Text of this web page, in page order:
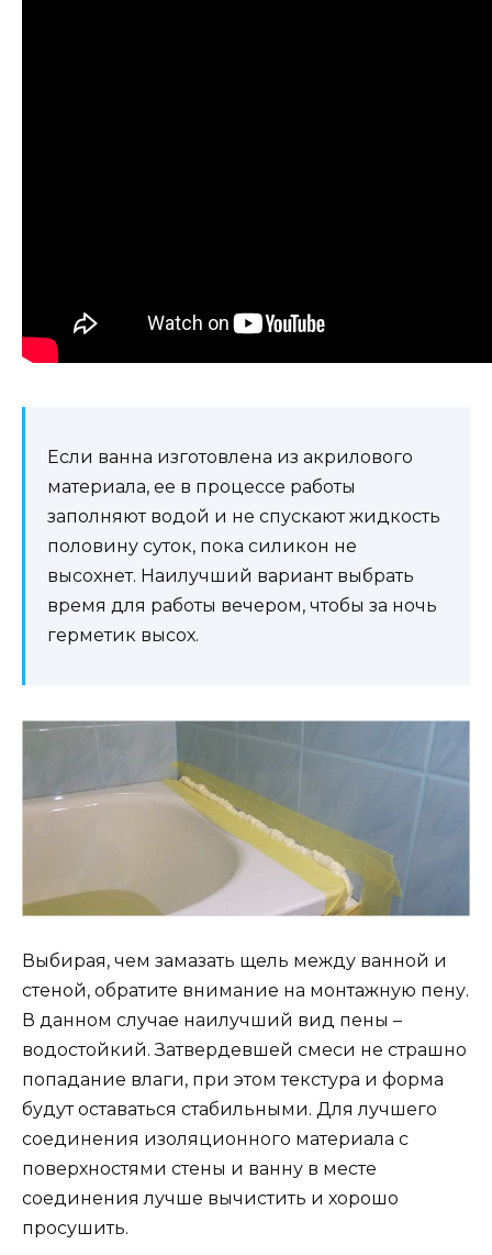
Если ванна изготовлена из акрилового
материала, ее в процессе работы
заполняют водой и не спускают жидкость
половину суток, пока силикон не
высохнет. Наилучший вариант выбрать
время для работы вечером, чтобы за ночь
герметик высох.
Выбирая, чем замазать щель между ванной и
стеной, обратите внимание на монтажную пену.
В данном случае наилучший вид пены –
водостойкий. Затвердевшей смеси не страшно
попадание влаги, при этом текстура и форма
будут оставаться стабильными. Для лучшего
соединения изоляционного материала с
поверхностями стены и ванну в месте
соединения лучше вычистить и хорошо
просушить.